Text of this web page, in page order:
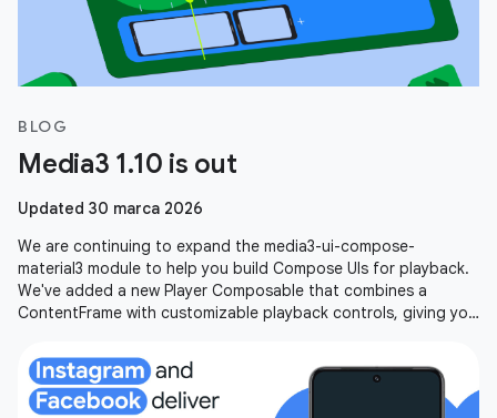
BLOG
Media3 1.10 is out
Updated 30 marca 2026
We are continuing to expand the media3-ui-compose-
material3 module to help you build Compose UIs for playback.
We've added a new Player Composable that combines a
ContentFrame with customizable playback controls, giving you